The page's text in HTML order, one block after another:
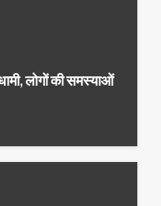
लोगों की समस्याओं